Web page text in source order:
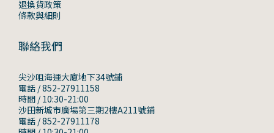
退換貨政策
條款與細則
聯絡我們
尖沙咀海運大廈地下34號鋪
電話 / 852-27911158
時間 / 10:30-21:00
沙田新城市廣場第三期2樓A211號鋪
電話 / 852-27911178